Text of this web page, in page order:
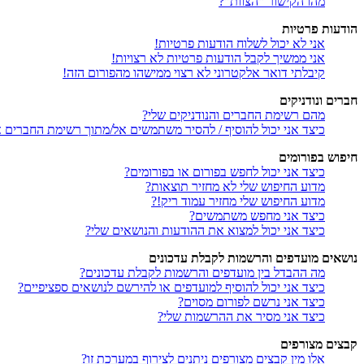
הודעות פרטיות
אני לא יכול לשלוח הודעות פרטיות!
אני ממשיך לקבל הודעות פרטיות לא רצויות!
קיבלתי דואר אלקטרוני לא רצוי ממישהו מהפורום הזה!
חברים ונודניקים
מהם רשימת החברים והנודניקים שלי?
כיצד אני יכול להוסיף / להסיר משתמשים אל/מתוך רשימת החברים
חיפוש בפורומים
כיצד אני יכול לחפש בפורום או בפורומים?
מדוע החיפוש שלי לא מחזיר תוצאות?
מדוע החיפוש שלי מחזיר עמוד ריק!?
כיצד אני מחפש משתמשים?
כיצד אני יכול למצוא את ההודעות והנושאים שלי?
נושאים מועדפים והרשמות לקבלת עדכונים
מה ההבדל בין מועדפים והרשמות לקבלת עדכונים?
כיצד אני יכול להוסיף למועדפים או להירשם לנושאים ספציפיים?
כיצד אני נרשם לפורום מסוים?
כיצד אני מסיר את ההרשמות שלי?
קבצים מצורפים
אלו מין קבצים מצורפים ניתנים לצירוף במערכת זו?